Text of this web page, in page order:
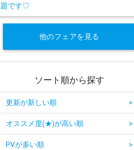
題です♡
他のフェアを見る
ソート順から探す
更新が新しい順 >
オススメ度(★)が高い順 >
PVが多い順 >